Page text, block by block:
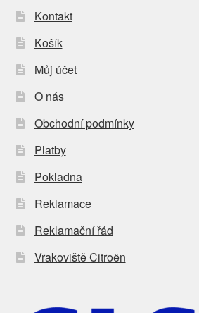
Kontakt
Košík
Můj účet
O nás
Obchodní podmínky
Platby
Pokladna
Reklamace
Reklamační řád
Vrakoviště Citroën